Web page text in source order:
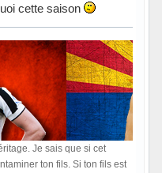
cette saison
Je sais que si cet
ton fils. Si ton fils est